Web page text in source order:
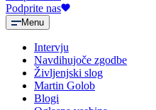
Podprite nas
Menu
Intervju
Navdihujoče zgodbe
Življenjski slog
Martin Golob
Blogi